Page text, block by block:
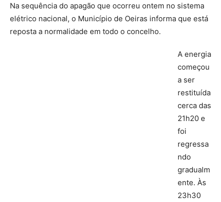
Na sequência do apagão que ocorreu ontem no sistema
elétrico nacional, o Município de Oeiras informa que está
reposta a normalidade em todo o concelho.
A energia
começou
a ser
restituída
cerca das
21h20 e
foi
regressa
ndo
gradualm
ente. Às
23h30